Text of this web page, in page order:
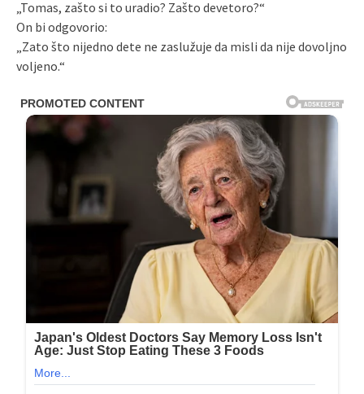
„Tomas, zašto si to uradio? Zašto devetoro?“
On bi odgovorio:
„Zato što nijedno dete ne zaslužuje da misli da nije dovoljno
voljeno.“